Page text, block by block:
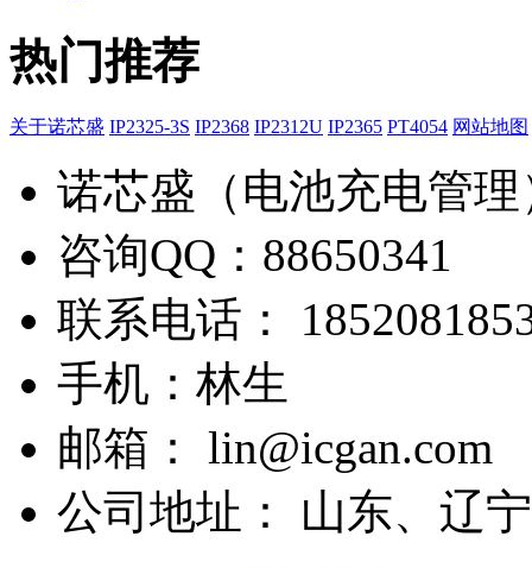
热门推荐
关于诺芯盛 IP2325-3S IP2368 IP2312U IP2365 PT4054 网站地图
诺芯盛（电池充电管理
咨询QQ：88650341
联系电话：
手机：林生
邮箱： lin@icgan.com
公司地址： 山东、辽宁